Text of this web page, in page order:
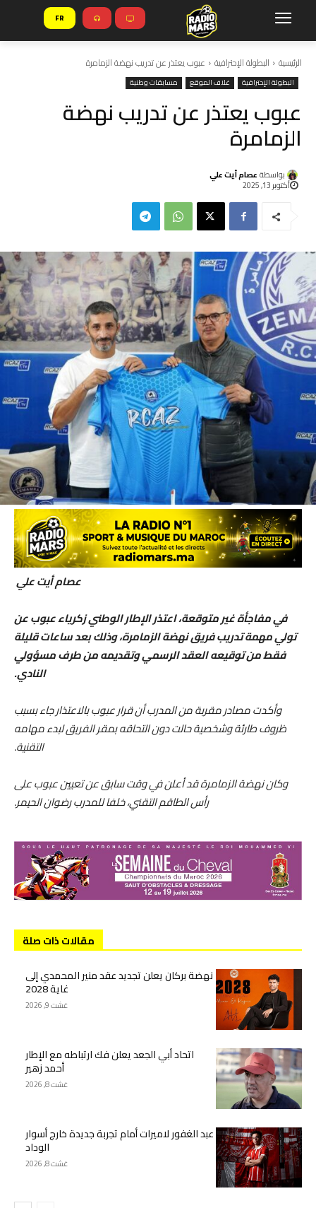
FR
الرئيسية البطولة الإحترافية عبوب يعتذر عن تدريب نهضة الزمامرة
البطولة الإحترافية غلاف الموقع مسابقات وطنية
عبوب يعتذر عن تدريب نهضة
الزمامرة
بواسطة عصام أيت علي
أكتوبر 13, 2025
عصام أيت علي
في مفاجأة غير متوقعة، اعتذر الإطار الوطني زكرياء عبوب عن
تولي مهمة تدريب فريق نهضة الزمامرة، وذلك بعد ساعات قليلة
فقط من توقيعه العقد الرسمي وتقديمه من طرف مسؤولي
النادي.
وأكدت مصادر مقربة من المدرب أن قرار عبوب بالاعتذار جاء بسبب
ظروف طارئة وشخصية حالت دون التحاقه بمقر الفريق لبدء مهامه
التقنية.
وكان نهضة الزمامرة قد أعلن في وقت سابق عن تعيين عبوب على
رأس الطاقم التقني، خلفا للمدرب رضوان الحيمر.
مقالات ذات صلة
نهضة بركان يعلن تجديد عقد منير المحمدي إلى
غاية 2028
غشت 9, 2026
اتحاد أبي الجعد يعلن فك ارتباطه مع الإطار
أحمد زهير
غشت 8, 2026
عبد الغفور لاميرات أمام تجربة جديدة خارج أسوار
الوداد
غشت 8, 2026